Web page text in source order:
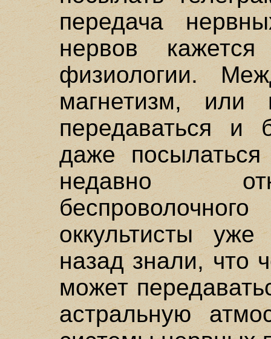
передача
нервов
физиологии.
магнетизм, или
передаваться
даже
недавно
оккультисты
назад знали, что
может
астральную